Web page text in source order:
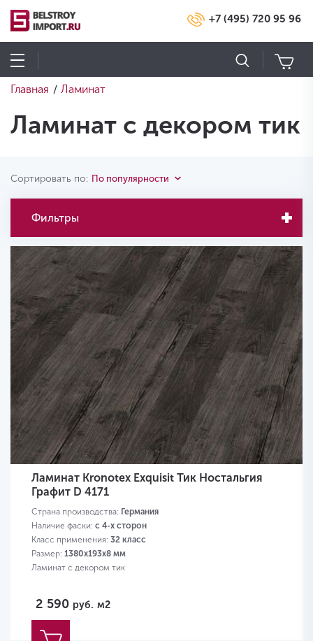
+7 (495) 720 95 96
Главная / Ламинат
Ламинат с декором тик
Сортировать по: По популярности
Фильтры
Ламинат Kronotex Exquisit Тик Ностальгия
Графит D 4171
Страна производства: Германия
Наличие фаски: с 4-х сторон
Класс применения: 32 класс
Размер: 1380х193х8 мм
Ламинат с декором тик
2 590 руб. м2